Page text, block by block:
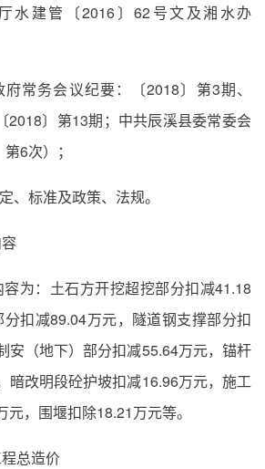
水建管〔2016〕62号文及湘水办
常务会议纪要：〔2018〕第3期、
2018〕第13期；中共辰溪县委常委会
6次）；
、标准及政策、法规。
为：土石方开挖超挖部分扣减41.18
扣减89.04万元，隧道钢支撑部分扣
安（地下）部分扣减55.64万元，锚杆
暗改明段砼护坡扣减16.96万元，施工
，围堰扣除18.21万元等。
总造价